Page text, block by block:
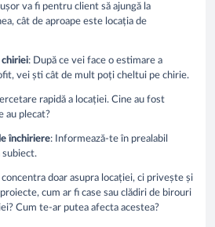
va fi pentru client să ajungă la
cât de aproape este locația de
: După ce vei face o estimare a
vei ști cât de mult poți cheltui pe chirie.
rapidă a locației. Cine au fost
au plecat?
închiriere: Informează-te în prealabil
subiect.
doar asupra locației, ci privește și
cum ar fi case sau clădiri de birouri
Cum te-ar putea afecta acestea?